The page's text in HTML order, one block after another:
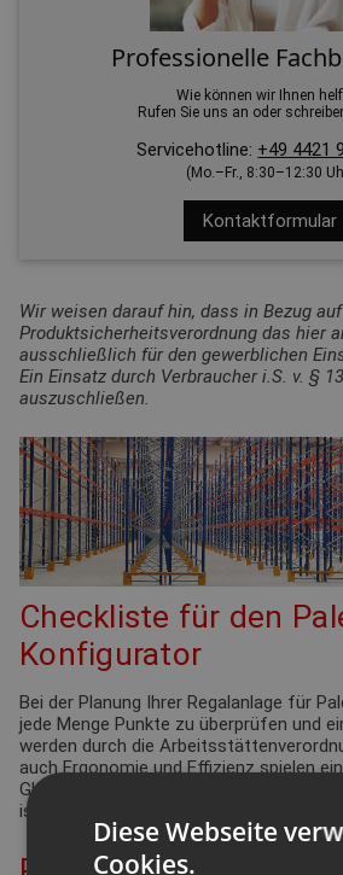
Professionelle
Wie können wir Ihnen
Rufen Sie uns an oder
Servicehotline: +49 4421
(Mo.–Fr., 8:30–12:30
Kontaktformular
Wir weisen darauf hin, dass in Bezug
Produktsicherheitsverordnung das hier
ausschließlich für den gewerblichen
Ein Einsatz durch Verbraucher i.S. v. §
auszuschließen.
Checkliste für den
Konfigurator
Bei der Planung Ihrer Regalanlage für
jede Menge Punkte zu überprüfen und
werden durch die
auch Ergonomie und Effizienz spielen
Gleiches gilt für die Funktionsdefinition
ist der Warenumschlag? Wie groß ist
Diese Webseite
Cookies.